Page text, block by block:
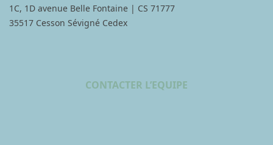
1C, 1D avenue Belle Fontaine | CS 71777
35517 Cesson Sévigné Cedex
CONTACTER L’EQUIPE